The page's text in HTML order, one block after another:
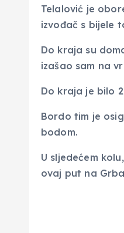
Telalović je
izvođač s bijele
Do kraja su
izašao sam na
Do kraja je bilo
Bordo tim je
bodom.
U sljedećem
ovaj put na